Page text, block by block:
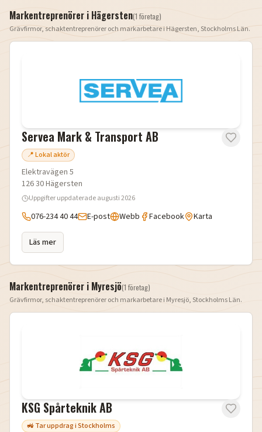
Markentreprenörer i Hägersten(1 företag)
Grävfirmor, schaktentreprenörer och markarbetare iHägersten, Stockholms Län.
Servea Mark & Transport AB
📍 Lokal aktör
Elektravägen 5
126 30Hägersten
Uppgifter uppdateradeaugusti 2026
076-234 40 44 E-post Webb Facebook Karta
Läs mer
Markentreprenörer i Myresjö(1 företag)
Grävfirmor, schaktentreprenörer och markarbetare i Myresjö, Stockholms Län.
KSG Spårteknik AB
🚜 Tar uppdrag i Stockholms